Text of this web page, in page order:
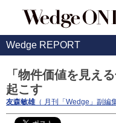
Wedge REPORT
「物件価値を見え
起こす
友森敏雄（ 月刊「Wedge」副編